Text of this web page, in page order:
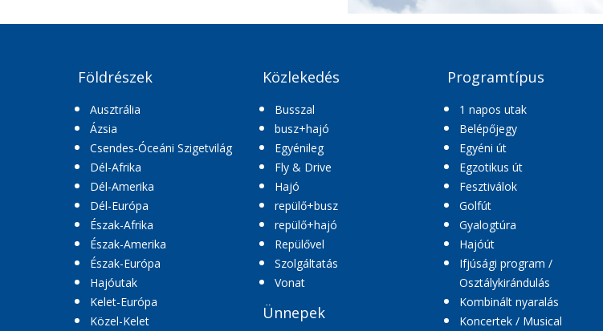
Földrészek
Ausztrália
Ázsia
Csendes-Óceáni Szigetvilág
Dél-Afrika
Dél-Amerika
Dél-Európa
Észak-Afrika
Észak-Amerika
Észak-Európa
Hajóutak
Kelet-Európa
Közel-Kelet
Közlekedés
Busszal
busz+hajó
Egyénileg
Fly & Drive
Hajó
repülő+busz
repülő+hajó
Repülővel
Szolgáltatás
Vonat
Ünnepek
Programtípus
1 napos utak
Belépőjegy
Egyéni út
Egzotikus út
Fesztiválok
Golfút
Gyalogtúra
Hajóút
Ifjúsági program /
Osztálykirándulás
Kombinált nyaralás
Koncertek / Musical